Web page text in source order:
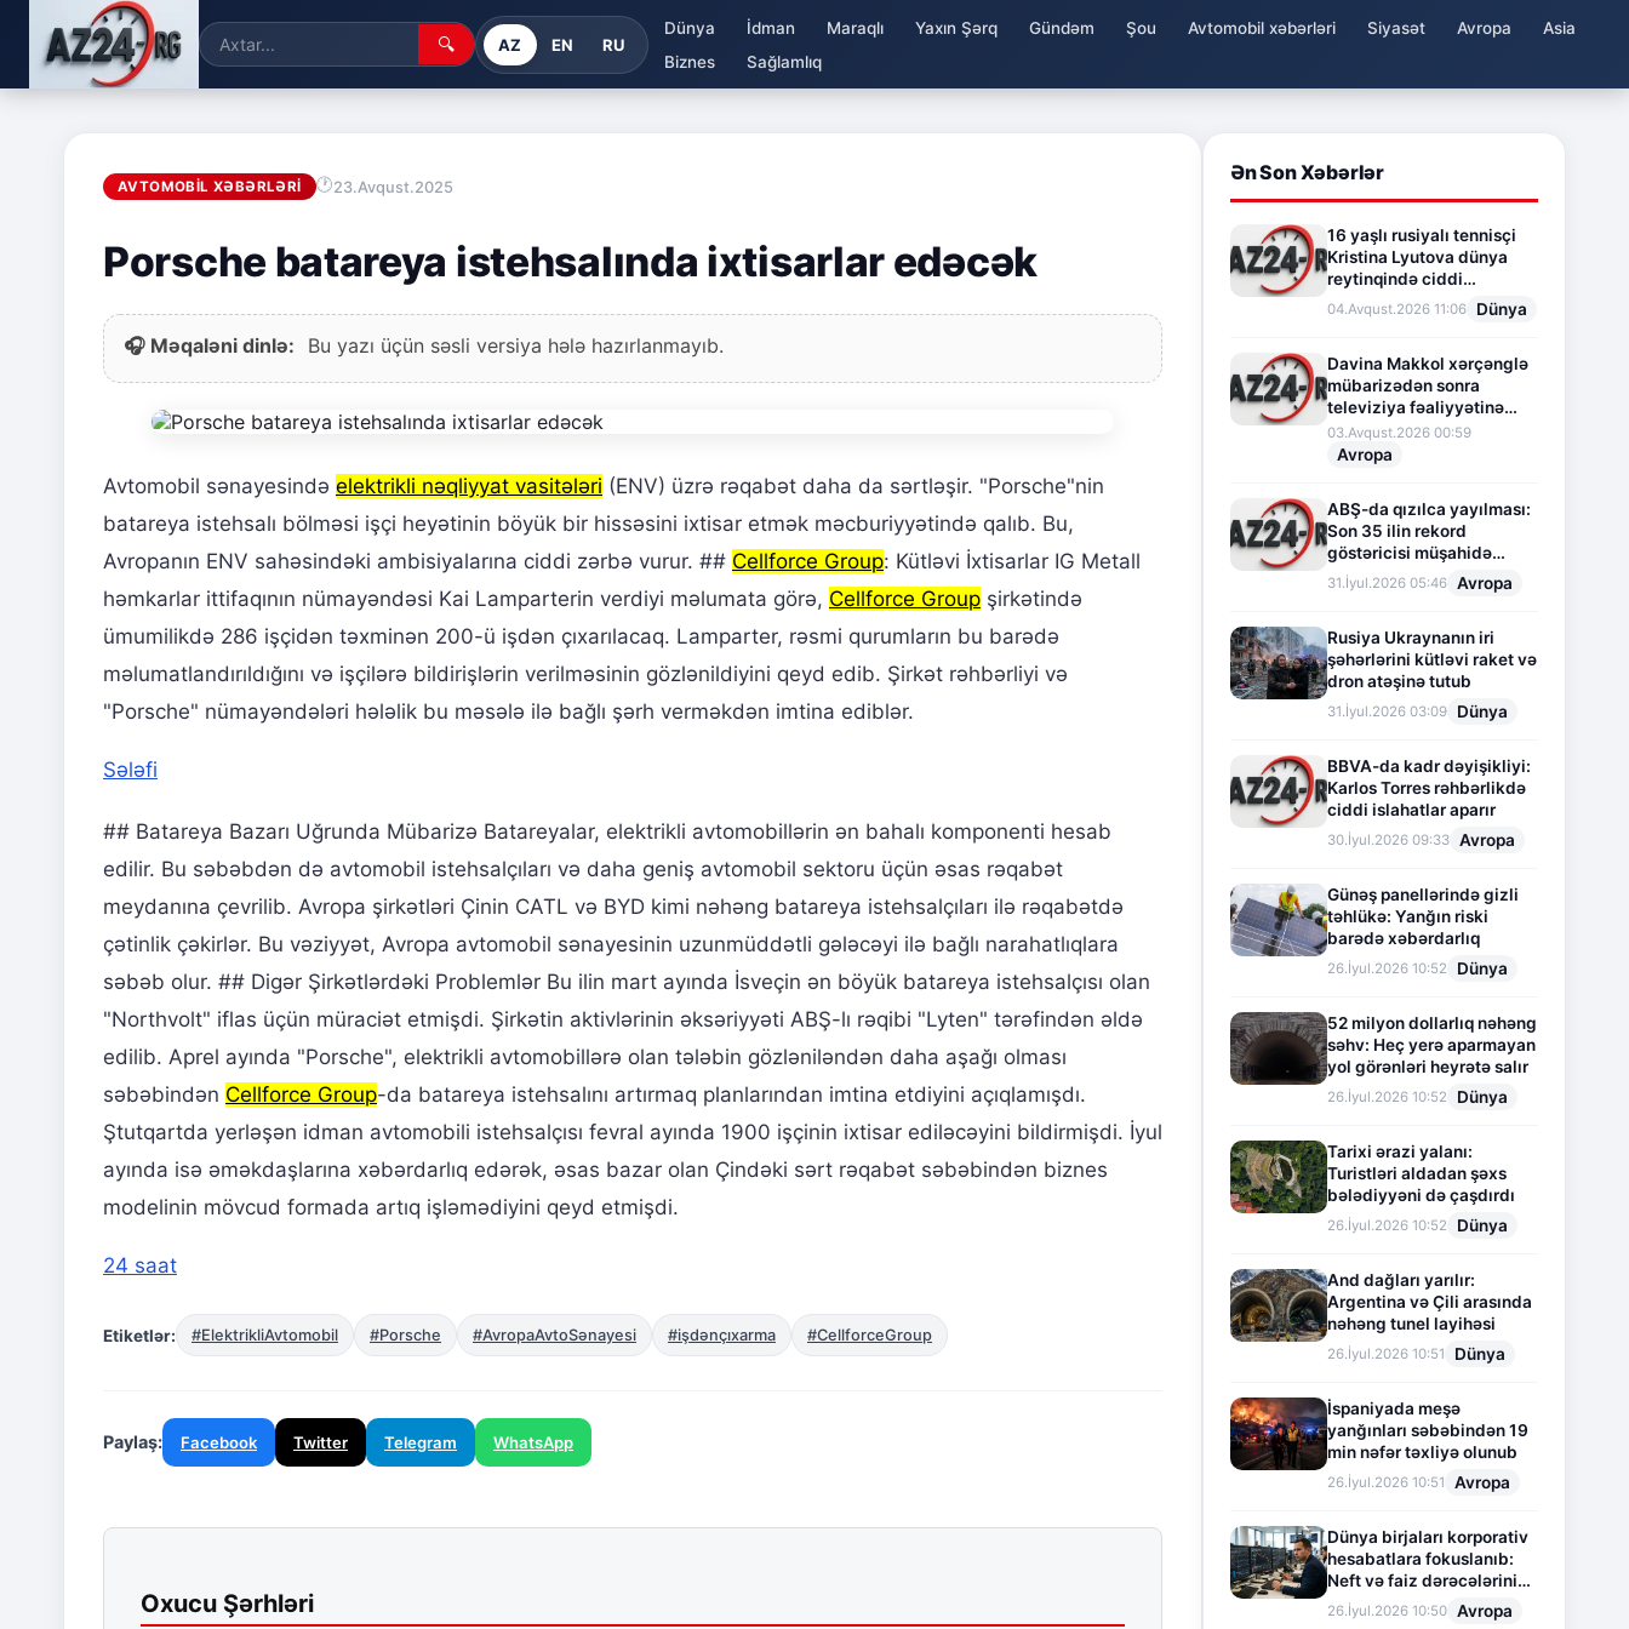
🔍 AZ EN RU
Dünya İdman Maraqlı Yaxın Şərq Gündəm Şou Avtomobil xəbərləri Siyasət Avropa
Asia
Biznes
Sağlamlıq
AVTOMOBIL XƏBƏRLƏRI 23.Avqust.2025
Porsche batareya istehsalında ixtisarlar edəcək
🎧 Məqaləni dinlə: Bu yazı üçün səsli versiya hələ hazırlanmayıb.
Avtomobil sənayesində elektrikli nəqliyyat vasitələri (ENV) üzrə rəqabət daha da sərtləşir. "Porsche"nin
batareya istehsalı bölməsi işçi heyətinin böyük bir hissəsini ixtisar etmək məcburiyyətində qalıb. Bu,
Avropanın ENV sahəsindəki ambisiyalarına ciddi zərbə vurur. ## Cellforce Group: Kütləvi İxtisarlar IG Metall
həmkarlar ittifaqının nümayəndəsi Kai Lamparterin verdiyi məlumata görə, Cellforce Group şirkətində
ümumilikdə 286 işçidən təxminən 200-ü işdən çıxarılacaq. Lamparter, rəsmi qurumların bu barədə
məlumatlandırıldığını və işçilərə bildirişlərin verilməsinin gözlənildiyini qeyd edib. Şirkət rəhbərliyi və
"Porsche" nümayəndələri hələlik bu məsələ ilə bağlı şərh verməkdən imtina ediblər.
Sələfi
## Batareya Bazarı Uğrunda Mübarizə Batareyalar, elektrikli avtomobillərin ən bahalı komponenti hesab
edilir. Bu səbəbdən də avtomobil istehsalçıları və daha geniş avtomobil sektoru üçün əsas rəqabət
meydanına çevrilib. Avropa şirkətləri Çinin CATL və BYD kimi nəhəng batareya istehsalçıları ilə rəqabətdə
çətinlik çəkirlər. Bu vəziyyət, Avropa avtomobil sənayesinin uzunmüddətli gələcəyi ilə bağlı narahatlıqlara
səbəb olur. ## Digər Şirkətlərdəki Problemlər Bu ilin mart ayında İsveçin ən böyük batareya istehsalçısı olan
"Northvolt" iflas üçün müraciət etmişdi. Şirkətin aktivlərinin əksəriyyəti ABŞ-lı rəqibi "Lyten" tərəfindən əldə
edilib. Aprel ayında "Porsche", elektrikli avtomobillərə olan tələbin gözləniləndən daha aşağı olması
səbəbindən Cellforce Group-da batareya istehsalını artırmaq planlarından imtina etdiyini açıqlamışdı.
Ştutqartda yerləşən idman avtomobili istehsalçısı fevral ayında 1900 işçinin ixtisar ediləcəyini bildirmişdi. İyul
ayında isə əməkdaşlarına xəbərdarlıq edərək, əsas bazar olan Çindəki sərt rəqabət səbəbindən biznes
modelinin mövcud formada artıq işləmədiyini qeyd etmişdi.
24 saat
Etiketlər: #ElektrikliAvtomobil #Porsche #AvropaAvtoSənayesi #işdənçıxarma #CellforceGroup
Paylaş: Facebook Twitter Telegram WhatsApp
Oxucu Şərhləri
Ən Son Xəbərlər
16 yaşlı rusiyalı tennisçi
Kristina Lyutova dünya
reytinqində ciddi
irəliləyişə imza atdı
04.Avqust.2026 11:06 Dünya
Davina Makkol xərçənglə
mübarizədən sonra
televiziya fəaliyyətinə
fasilə verir
03.Avqust.2026 00:59
Avropa
ABŞ-da qızılca yayılması:
Son 35 ilin rekord
göstəricisi müşahidə
olunur
31.İyul.2026 05:46 Avropa
Rusiya Ukraynanın iri
şəhərlərini kütləvi raket və
dron atəşinə tutub
31.İyul.2026 03:09 Dünya
BBVA-da kadr dəyişikliyi:
Karlos Torres rəhbərlikdə
ciddi islahatlar aparır
30.İyul.2026 09:33 Avropa
Günəş panellərində gizli
təhlükə: Yanğın riski
barədə xəbərdarlıq
26.İyul.2026 10:52 Dünya
52 milyon dollarlıq nəhəng
səhv: Heç yerə aparmayan
yol görənləri heyrətə salır
26.İyul.2026 10:52 Dünya
Tarixi ərazi yalanı:
Turistləri aldadan şəxs
bələdiyyəni də çaşdırdı
26.İyul.2026 10:52 Dünya
And dağları yarılır:
Argentina və Çili arasında
nəhəng tunel layihəsi
26.İyul.2026 10:51 Dünya
İspaniyada meşə
yanğınları səbəbindən 19
min nəfər təxliyə olunub
26.İyul.2026 10:51 Avropa
Dünya birjaları korporativ
hesabatlara fokuslanıb:
Neft və faiz dərəcələrinin
təsiri altında cari vəziyyət
26.İyul.2026 10:50 Avropa